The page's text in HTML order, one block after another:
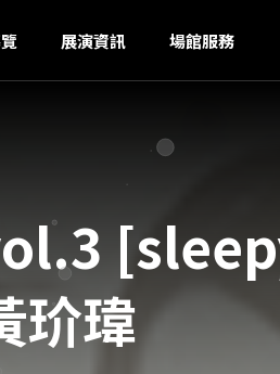
展演資訊 場館服務
玠瑋